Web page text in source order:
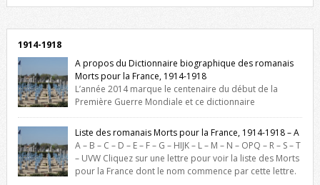
1914-1918
A propos du Dictionnaire biographique des romanais
Morts pour la France, 1914-1918
L’année 2014 marque le centenaire du début de la
Première Guerre Mondiale et ce dictionnaire
biographique veut rendre hommage aux romanais Morts pour la
France durant ce conflit. La base de cette recherche historique est
constituée des noms gravés sur les plaques commémoratives de
l’Hôtel de Ville, du lycée du Dauphiné et du lycée Triboulet, […]
Liste des romanais Morts pour la France, 1914-1918 – A
A – B – C – D – E – F – G – HIJK – L – M – N – OPQ – R – S – T
– UVW Cliquez sur une lettre pour voir la liste des Morts
pour la France dont le nom commence par cette lettre.